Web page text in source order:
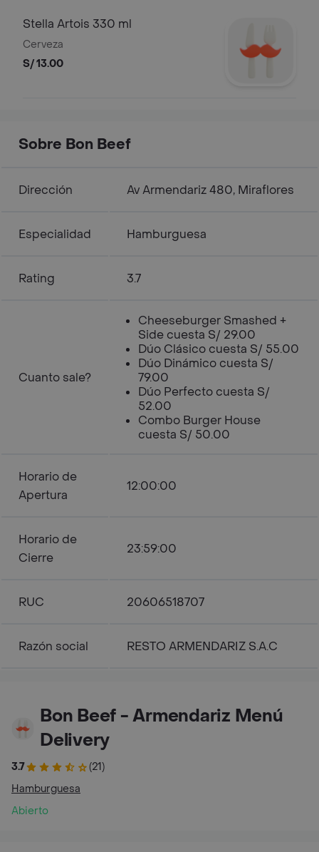
Stella Artois 330 ml
Cerveza
S/ 13.00
Sobre Bon Beef
Dirección Av Armendariz 480, Miraflores
Especialidad Hamburguesa
Rating 3.7
Cuanto sale?
Cheeseburger Smashed +
Side cuesta S/ 29.00
Dúo Clásico cuesta S/ 55.00
Dúo Dinámico cuesta S/
79.00
Dúo Perfecto cuesta S/
52.00
Combo Burger House
cuesta S/ 50.00
Horario de
Apertura
12:00:00
Horario de
Cierre
23:59:00
RUC 20606518707
Razón social RESTO ARMENDARIZ S.A.C
Bon Beef - Armendariz Menú
Delivery
3.7
(21)
Hamburguesa
Abierto